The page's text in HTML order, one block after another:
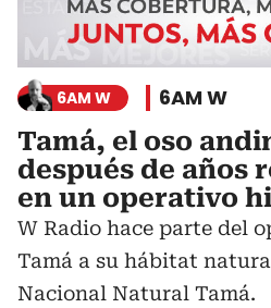
6AM W 6AM W
Tamá, el oso
después de años
en un operativo
W Radio hace parte del
Tamá a su hábitat
Nacional Natural Tamá.